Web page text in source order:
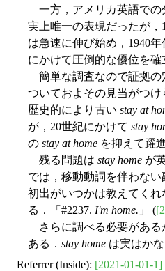
一方，アメリカ英語での
実上唯一の表現だったが，
は急速に伸び始め，1940
にかけて圧倒的な優位を
簡単な調査なので証拠の
ついておよその見当がつ
歴史的により古い stay at
が，20世紀にかけて stay
の stay at home を抑えて躍
残る問題は stay home が
では，移動動詞を伴わない
初出がいつかは教えてくれ
る．「#2237. I'm home. 」 (
さらに調べる必要がある
ある． stay home は実はか
Referrer (Inside): [2021-01-01-1]